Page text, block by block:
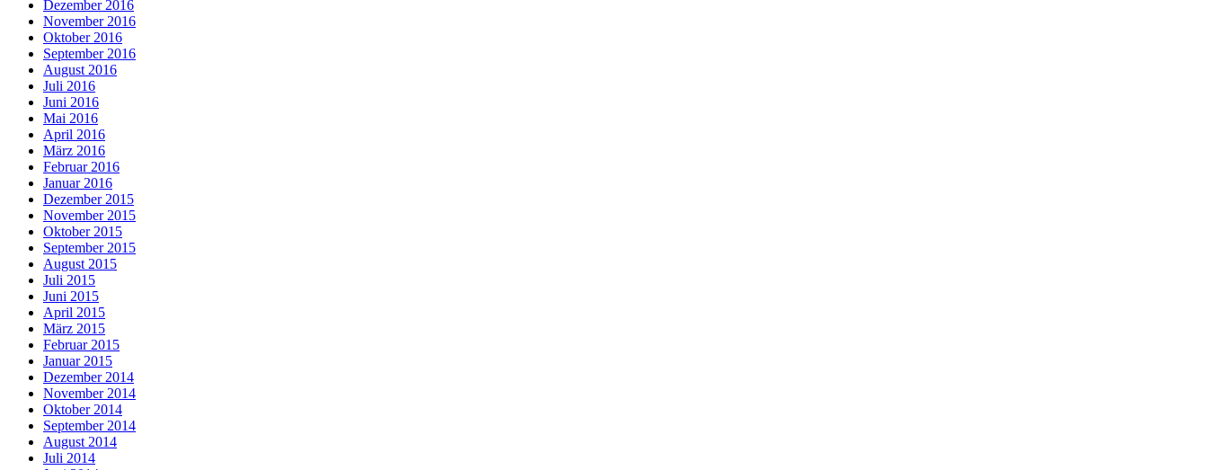
Dezember 2016
November 2016
Oktober 2016
September 2016
August 2016
Juli 2016
Juni 2016
Mai 2016
April 2016
März 2016
Februar 2016
Januar 2016
Dezember 2015
November 2015
Oktober 2015
September 2015
August 2015
Juli 2015
Juni 2015
April 2015
März 2015
Februar 2015
Januar 2015
Dezember 2014
November 2014
Oktober 2014
September 2014
August 2014
Juli 2014